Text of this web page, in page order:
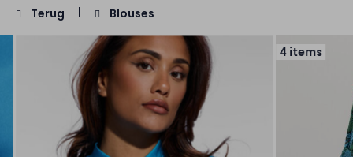
Terug Blouses
4 items